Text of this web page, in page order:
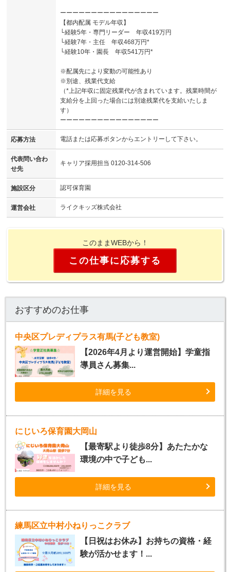
ーーーーーーーーーーーーーーーー
【都内配属 モデル年収】
└経験5年・専門リーダー 年収419万円
└経験7年・主任 年収468万円*
└経験10年・園長 年収541万円*
※配属先により変動の可能性あり
※別途、残業代支給
（*上記年収に固定残業代が含まれています。残業時間が
支給分を上回った場合には別途残業代を支給いたしま
す）
ーーーーーーーーーーーーーーーー
応募方法 電話または応募ボタンからエントリーして下さい。
代表問い合わ
せ先
キャリア採用担当 0120-314-506
施設区分 認可保育園
運営会社 ライクキッズ株式会社
このままWEBから！
この仕事に応募する
おすすめのお仕事
中央区プレディプラス有馬(子ども教室)
【2026年4月より運営開始】学童指
導員さん募集...
詳細を見る
にじいろ保育園大岡山
【最寄駅より徒歩8分】あたたかな
環境の中で子ども...
詳細を見る
練馬区立中村小ねりっこクラブ
【日祝はお休み】お持ちの資格・経
験が活かせます！...